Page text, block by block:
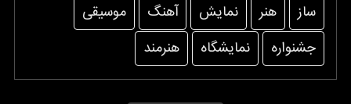
ساز هنر نمایش آهنگ
موسیقی
جشنواره
نمایشگاه هنرمند